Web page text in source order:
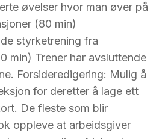
øvelser hvor man øver på
(80 min)
styrketrening fra
min) Trener har avsluttende
Forsideredigering: Mulig å
for deretter å lage ett
De fleste som blir
oppleve at arbeidsgiver